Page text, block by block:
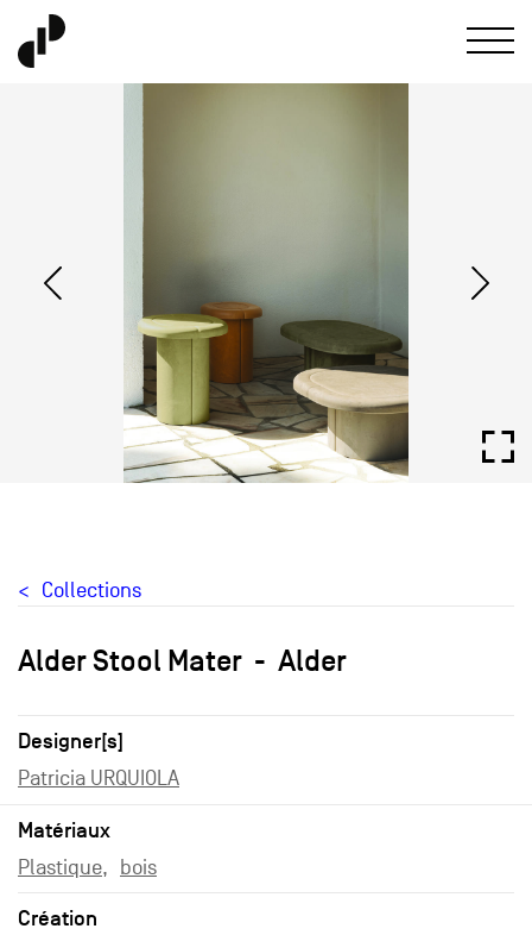
Collections
Alder Stool Mater Alder
Designer[s]
Patricia URQUIOLA
Matériaux
Plastique bois
Création